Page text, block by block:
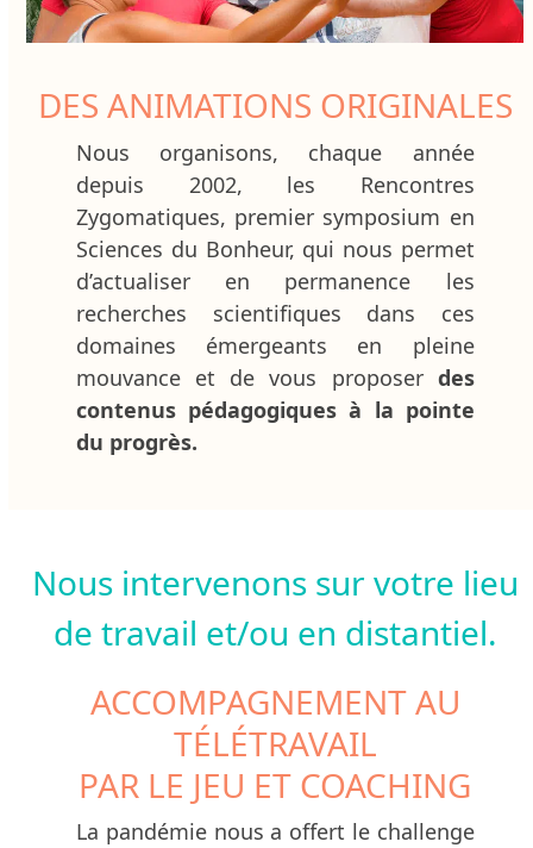
DES ANIMATIONS ORIGINALES
Nous organisons, chaque année
depuis 2002, les Rencontres
Zygomatiques, premier symposium en
Sciences du Bonheur, qui nous permet
d’actualiser en permanence les
recherches scientifiques dans ces
domaines émergeants en pleine
mouvance et de vous proposer des
contenus pédagogiques à la pointe
du progrès.
Nous intervenons sur votre lieu
de travail et/ou en distantiel.
ACCOMPAGNEMENT AU
TÉLÉTRAVAIL
PAR LE JEU ET COACHING
La pandémie nous a offert le challenge